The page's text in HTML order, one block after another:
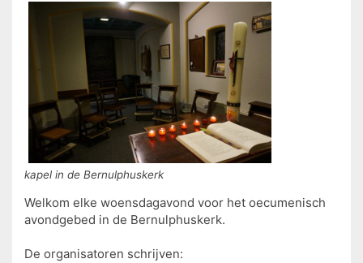
kapel in de Bernulphuskerk
Welkom elke woensdagavond voor het oecumenisch
avondgebed in de Bernulphuskerk.
De organisatoren schrijven: